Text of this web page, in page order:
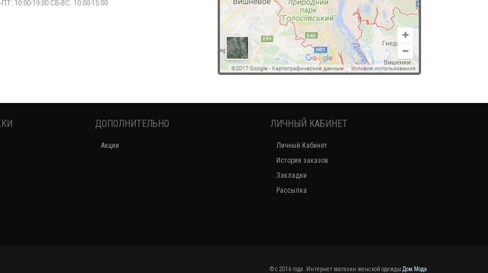
Замшевое стильное женское платье с рукавом
10:00-19:00 СБ-ВС: 10:00-15:00
ДОПОЛНИТЕЛЬНО
Акции
ЛИЧНЫЙ КАБИНЕТ
Личный Кабинет
История заказов
Закладки
Рассылка
© c 2016 года. Интернет магазин женской одежды Дом Мода